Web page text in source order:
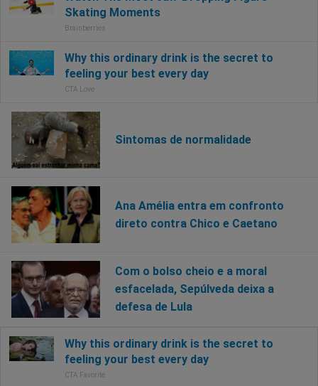
Sintomas de normalidade
Ana Amélia entra em confronto
direto contra Chico e Caetano
Com o bolso cheio e a moral
esfacelada, Sepúlveda deixa a
defesa de Lula